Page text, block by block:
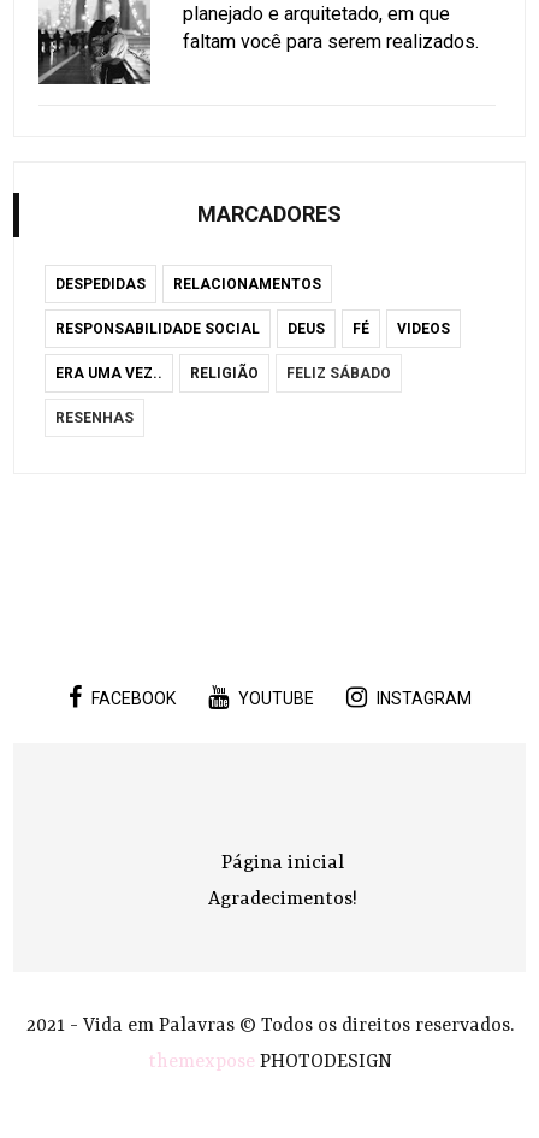
planejado e arquitetado, em que
faltam você para serem realizados.
MARCADORES
DESPEDIDAS RELACIONAMENTOS
RESPONSABILIDADE SOCIAL DEUS FÉ VIDEOS
ERA UMA VEZ.. RELIGIÃO FELIZ SÁBADO
RESENHAS
FACEBOOK YOUTUBE INSTAGRAM
Página inicial
Agradecimentos!
2021 - Vida em Palavras © Todos os direitos reservados.
themexpose PHOTODESIGN